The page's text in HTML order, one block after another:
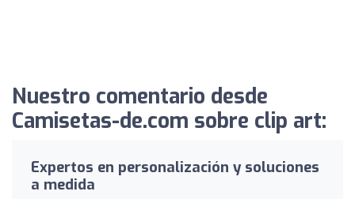
Nuestro comentario desde
Camisetas-de.com sobre clip art:
Expertos en personalización y soluciones
a medida